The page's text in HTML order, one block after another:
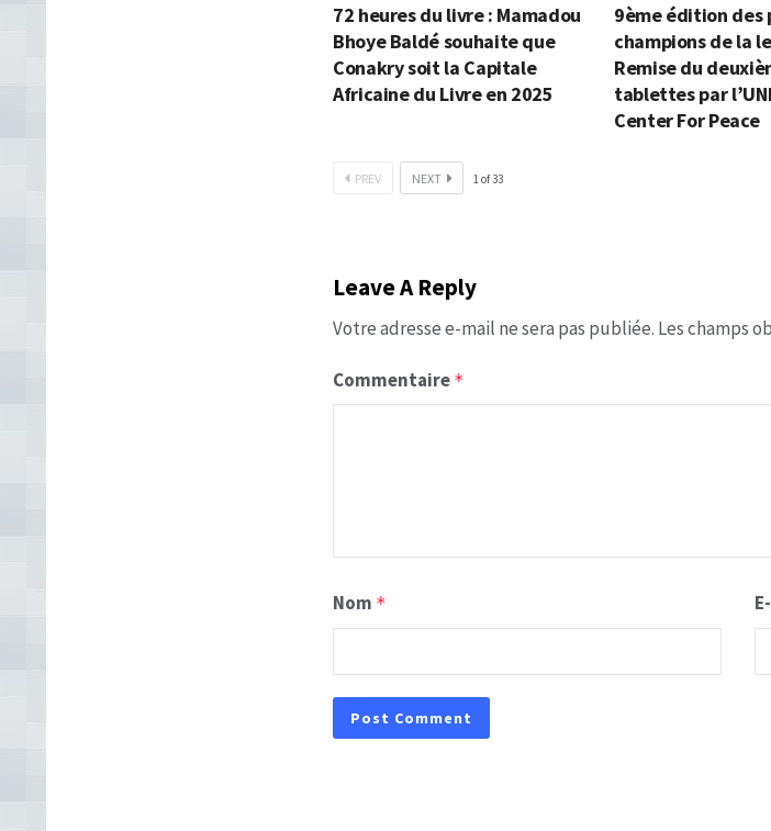
72 heures du livre : Mamadou
Bhoye Baldé souhaite que
Conakry soit la Capitale
Africaine du Livre en 2025
9ème édition des
champions de la
Remise du
tablettes par
Center For Peace
PREV NEXT 1 of33
Leave A Reply
Votre adresse e-mail ne sera pas publiée. Les champs
Commentaire *
Nom *